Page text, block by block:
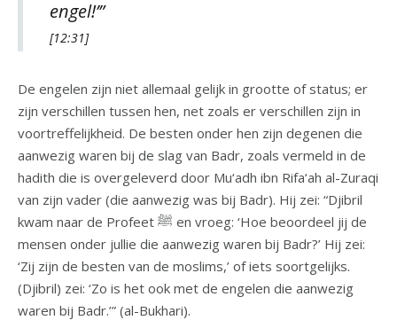
engel!’”
[12:31]
De engelen zijn niet allemaal gelijk in grootte of status; er
zijn verschillen tussen hen, net zoals er verschillen zijn in
voortreffelijkheid. De besten onder hen zijn degenen die
aanwezig waren bij de slag van Badr, zoals vermeld in de
hadith die is overgeleverd door Mu‘adh ibn Rifa‘ah al-Zuraqi
van zijn vader (die aanwezig was bij Badr). Hij zei: “Djibril
kwam naar de Profeet ﷺ en vroeg: ‘Hoe beoordeel jij de
mensen onder jullie die aanwezig waren bij Badr?’ Hij zei:
‘Zij zijn de besten van de moslims,’ of iets soortgelijks.
(Djibril) zei: ‘Zo is het ook met de engelen die aanwezig
waren bij Badr.’” (al-Bukhari).